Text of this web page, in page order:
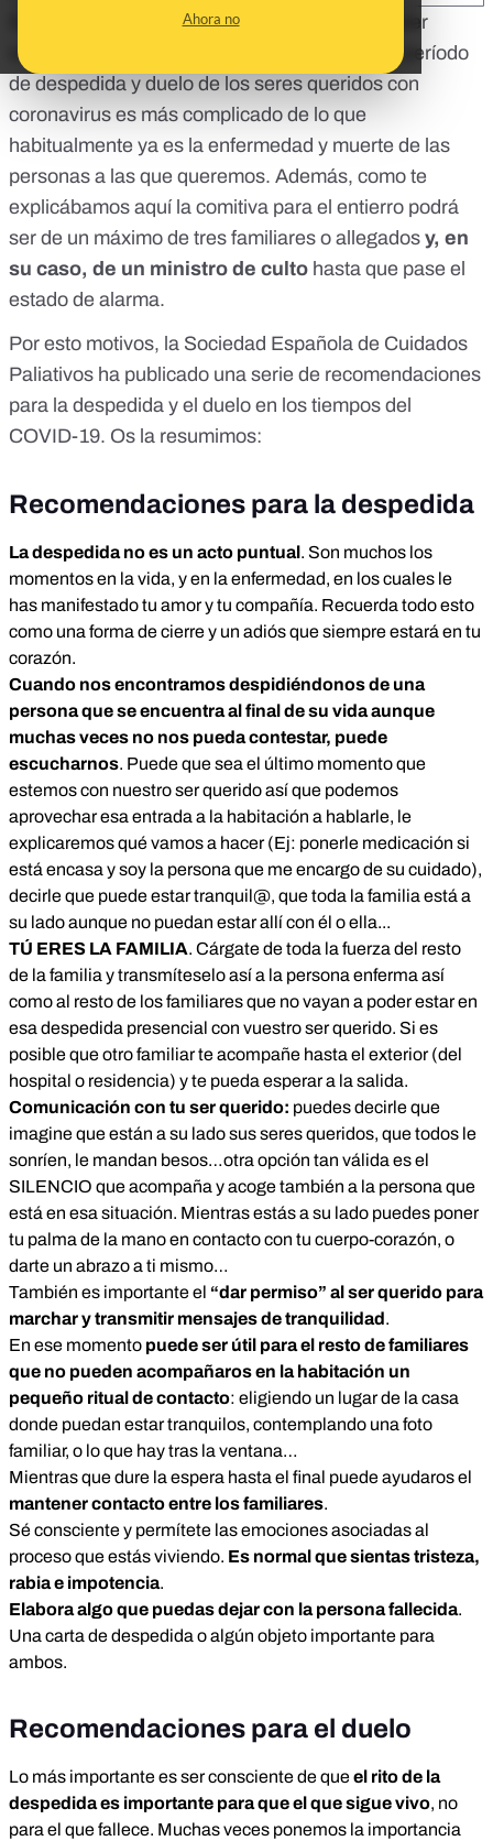
Ahora no
Sin poder realizar visitas a los enfermos ni poder
celebrar
, el período
de despedida y duelo de los seres queridos con
coronavirus es más complicado de lo que
habitualmente ya es la enfermedad y muerte de las
personas a las que queremos. Además, como te
explicábamos aquíla comitiva para el entierro podrá
ser de un máximo de tres familiares o allegados y, en
su caso, de un ministro de culto hasta que pase el
estado de alarma.
Por esto motivos, la Sociedad Española de Cuidados
Paliativos ha publicado una serie de recomendaciones
para la despedida y el duelo en los tiempos del
COVID-19. Os la resumimos:
Recomendaciones para la despedida
La despedida no es un acto puntual. Son muchos los
momentos en la vida, y en la enfermedad, en los cuales le
has manifestado tu amor y tu compañía. Recuerda todo esto
como una forma de cierre y un adiós que siempre estará en tu
corazón.
Cuando nos encontramos despidiéndonos de una
persona que se encuentra al final de su vida aunque
muchas veces no nos pueda contestar, puede
escucharnos. Puede que sea el último momento que
estemos con nuestro ser querido así que podemos
aprovechar esa entrada a la habitación a hablarle, le
explicaremos qué vamos a hacer (Ej: ponerle medicación si
está encasa y soy la persona que me encargo de su cuidado),
decirle que puede estar tranquil@, que toda la familia está a
su lado aunque no puedan estar allí con él o ella...
TÚ ERES LA FAMILIA. Cárgate de toda la fuerza del resto
de la familia y transmíteselo así a la persona enferma así
como al resto de los familiares que no vayan a poder estar en
esa despedida presencial con vuestro ser querido. Si es
posible que otro familiar te acompañe hasta el exterior (del
hospital o residencia) y te pueda esperar a la salida.
Comunicación con tu ser querido: puedes decirle que
imagine que están a su lado sus seres queridos, que todos le
sonríen, le mandan besos…otra opción tan válida es el
SILENCIO que acompaña y acoge también a la persona que
está en esa situación. Mientras estás a su lado puedes poner
tu palma de la mano en contacto con tu cuerpo-corazón, o
darte un abrazo a ti mismo…
También es importante el “dar permiso” al ser querido para
marchar y transmitir mensajes de tranquilidad.
En ese momento puede ser útil para el resto de familiares
que no pueden acompañaros en la habitación un
pequeño ritual de contacto: eligiendo un lugar de la casa
donde puedan estar tranquilos, contemplando una foto
familiar, o lo que hay tras la ventana…
Mientras que dure la espera hasta el final puede ayudaros el
mantener contacto entre los familiares.
Sé consciente y permítete las emociones asociadas al
proceso que estás viviendo. Es normal que sientas tristeza,
rabia e impotencia.
Elabora algo que puedas dejar con la persona fallecida.
Una carta de despedida o algún objeto importante para
ambos.
Recomendaciones para el duelo
Lo más importante es ser consciente de queel rito de la
despedida es importante para que el que sigue vivo, no
para el que fallece. Muchas veces ponemos la importancia